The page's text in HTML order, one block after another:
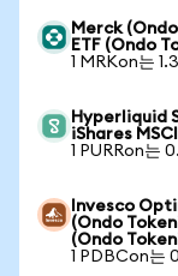
Merck
ETF (Ondo
1 MRKon는
Hyperliquid
iShares
1 PURRon는
Invesco
(Ondo
(Ondo
1 PDBCon는